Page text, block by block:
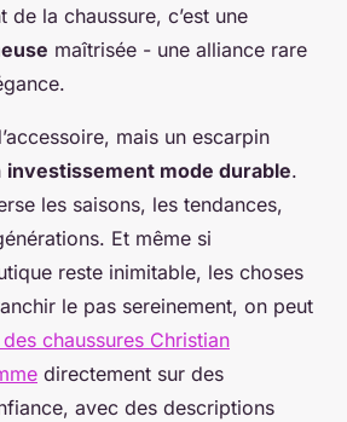
de la chaussure, c’est une
maîtrisée - une alliance rare
mais un escarpin
investissement mode durable.
les saisons, les tendances,
Et même si
reste inimitable, les choses
le pas sereinement, on peut
chaussures Christian
directement sur des
avec des descriptions